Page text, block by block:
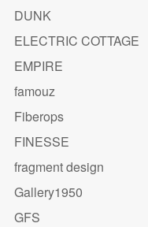
DUNK
ELECTRIC COTTAGE
EMPIRE
famouz
Fiberops
FINESSE
fragment design
Gallery1950
GFS